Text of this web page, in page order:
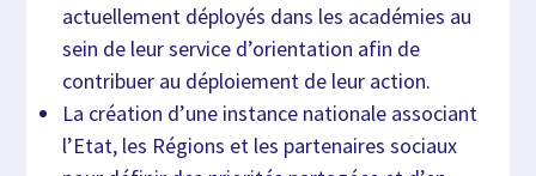
actuellement déployés dans les académies au
sein de leur service d’orientation afin de
contribuer au déploiement de leur action.
La création d’une instance nationale associant
l’Etat, les Régions et les partenaires sociaux